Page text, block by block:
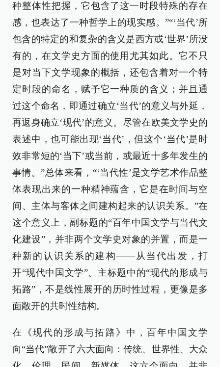
种整体性把握，它包含了这一时段特殊的存在
感，也表达了一种哲学上的现实感。”“‘当代’所
包含的特定的和复杂的含义是西方或‘世界’所没
有的，在文学史方面的使用尤其如此。它不只
是对当下文学现象的概括，还包含着对一个特
定时段的命名，赋予它一种质的含义；并且通
过这个命名，即通过确立‘当代’的意义与外延，
再返身确立‘现代’的意义。尽管在欧美文学史的
表述中，也可能出现‘当代’，但这个‘当代’是时
效非常短的‘当下’或当前，或最近十多年发生的
事情。”总体来看，“‘当代性’是文学艺术作品整
体表现出来的一种精神蕴含，它是在时间与空
间、主体与客体之间建构起来的认识关系。”在
这个意义上，副标题的“百年中国文学与当代文
化建设”，并非两个文学史对象的并置，而是一
种新的认识关系的建构——从当代出发，打
开“现代中国文学”。主标题中的“现代的形成与
拓路”，不是线性展开的历时性过程，更像是多
面敞开的共时性结构。
在《现代的形成与拓路》中，百年中国文学
向“当代”敞开了六大面向：传统、世界性、大众